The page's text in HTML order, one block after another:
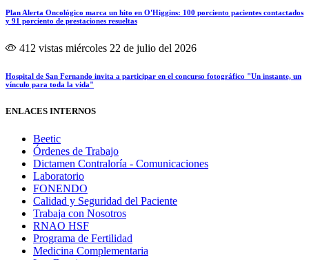
Plan Alerta Oncológico marca un hito en O'Higgins: 100 porciento pacientes contactados
y 91 porciento de prestaciones resueltas
412 vistas miércoles 22 de julio del 2026
Hospital de San Fernando invita a participar en el concurso fotográfico "Un instante, un
vínculo para toda la vida"
ENLACES INTERNOS
Beetic
Órdenes de Trabajo
Dictamen Contraloría - Comunicaciones
Laboratorio
FONENDO
Calidad y Seguridad del Paciente
Trabaja con Nosotros
RNAO HSF
Programa de Fertilidad
Medicina Complementaria